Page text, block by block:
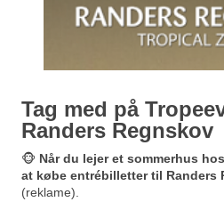
Tag med på
Randers Regnskov
🐵 Når du lejer et sommerhus
at købe entrébilletter til Randers
(reklame).